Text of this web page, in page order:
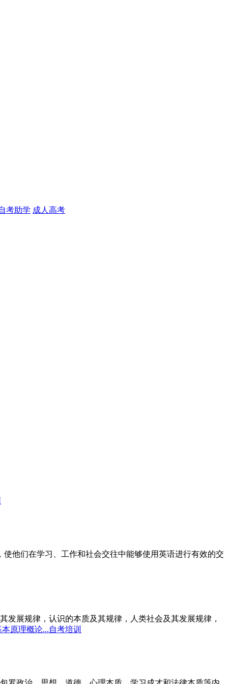
考助学 成人高考
他们在学习、工作和社会交往中能够使用英语进行有效的交
展规律，认识的本质及其规律，人类社会及其发展规律，
原理概论...自考培训